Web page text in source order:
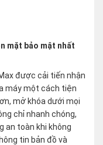
mặt bảo mật nhất
được cải tiến nhận
máy một cách tiện
mở khóa dưới mọi
chỉ nhanh chóng,
an toàn khi không
tin bản đồ và